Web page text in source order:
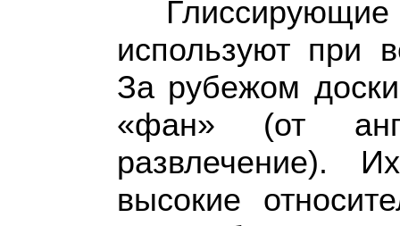
используют при
За рубежом
«фан» (от
развлечение).
высокие